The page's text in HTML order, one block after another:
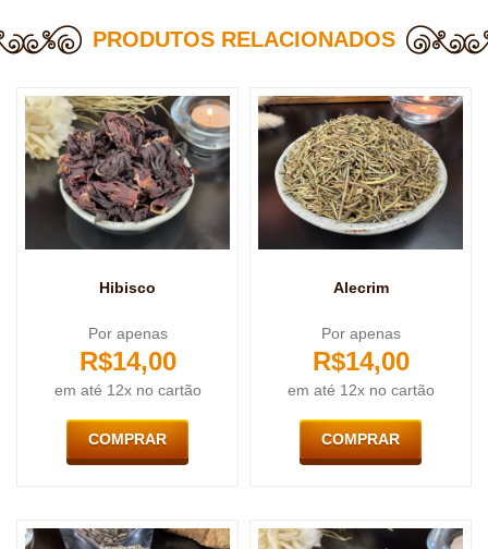
PRODUTOS RELACIONADOS
Hibisco
Por apenas
R$14,00
em até 12x no cartão
COMPRAR
Alecrim
Por apenas
R$14,00
em até 12x no cartão
COMPRAR